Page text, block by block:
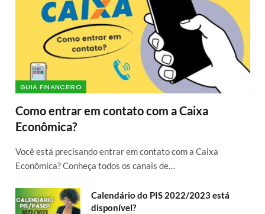
GUIA FINANCEIRO
Como entrar em contato com a Caixa
Econômica?
Você está precisando entrar em contato com a Caixa
Econômica? Conheça todos os canais de…
Calendário do PIS 2022/2023 está
disponível?